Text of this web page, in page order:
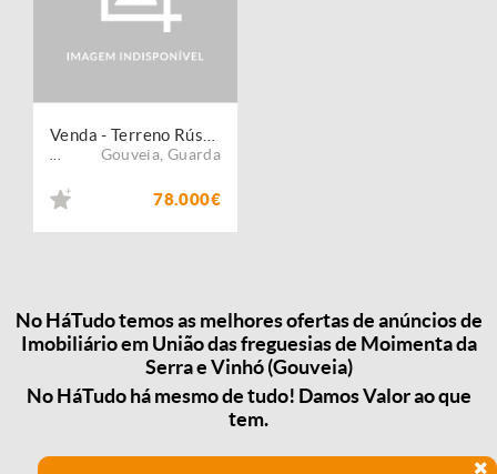
Gouveia Guarda
78.000€
No HáTudo temos as melhores ofertas de anúncios de
Imobiliário em União das freguesias de Moimenta da
Serra e Vinhó (Gouveia)
No HáTudo há mesmo de tudo! Damos Valor ao que
tem.